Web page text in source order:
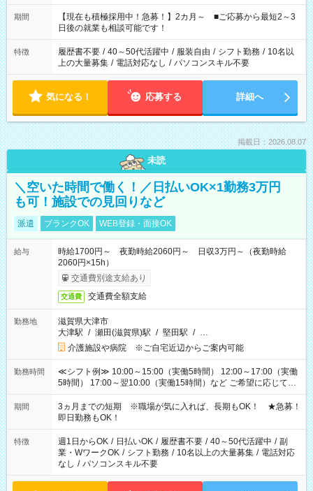
い」 「余裕を持って夕飯の準備がしたい」 「できれば残業はし
たくない」 など、ご希望を教えてくださいね。 ※Wワーク希望
の方へ 今ご覧のお仕事で希望する勤務時間と、もう1つのお仕事
の勤務時間。 合計で週40時間を超える場合は応募できません。
期間
【現在も積極採用中！急募！】2カ月～ ■ご応募から最短2～3
日後の就業も相談可能です！
特徴 履歴書不要 / 40～50代活躍中 / 服装自由 / シフト勤務 / 10名以
上の大量募集 / 電話対応なし / パソコンスキル不要
気になる！ 応募する 詳細へ
掲載日：2026.08.07
未読
＼空いた時間で働く！／日払いOK×1勤務3万円
も可！施設での見回りなど
派遣 ブランクOK WEB登録・面接OK
給与
時給1700円～ 夜勤時給2060円～ 日収3万円～（夜勤時給
2060円×15h）
交通費別途支給あり
交通費 交通費全額支給
勤務地
滋賀県大津市
大津駅 / 瀬田(滋賀県)駅 / 堅田駅 / …
介護施設や病院 ※ご自宅近辺からご案内可能
勤務時間
≪シフト例≫ 10:00～15:00（実働5時間） 12:00～17:00（実働
5時間） 17:00～翌10:00（実働15時間）など ご希望に応じて、
働く時間は調整できます！ お気軽に担当へ相談ください！
期間
3ヵ月までの短期 ※職場が気に入れば、長期もOK！ ★急募！
即日勤務もOK！
特徴 週1日からOK / 日払いOK / 履歴書不要 / 40～50代活躍中 / 副
業・WワークOK / シフト勤務 / 10名以上の大量募集 / 電話対応
なし / パソコンスキル不要